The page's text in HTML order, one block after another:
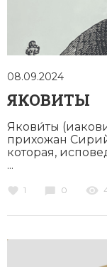
08.09.2024
ЯКОВИТЫ
Якови́ты
прихожан
которая,
...
1 0